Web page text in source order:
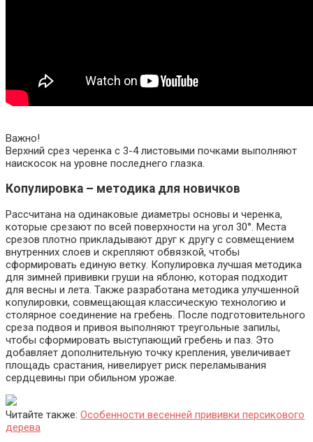
Важно!
Верхний срез черенка с 3-4 листовыми почками выполняют
наискосок на уровне последнего глазка.
Копулировка – методика для новичков
Рассчитана на одинаковые диаметры основы и черенка,
которые срезают по всей поверхности на угол 30°. Места
срезов плотно прикладывают друг к другу с совмещением
внутренних слоев и скрепляют обвязкой, чтобы
сформировать единую ветку. Копулировка лучшая методика
для зимней прививки груши на яблоню, которая подходит
для весны и лета. Также разработана методика улучшенной
копулировки, совмещающая классическую технологию и
столярное соединение на гребень. После подготовительного
среза подвоя и привоя выполняют треугольные запилы,
чтобы сформировать выступающий гребень и паз. Это
добавляет дополнительную точку крепления, увеличивает
площадь срастания, нивелирует риск переламывания
сердцевины при обильном урожае.
Читайте также: Особенности весенней прививки персикового
дерева